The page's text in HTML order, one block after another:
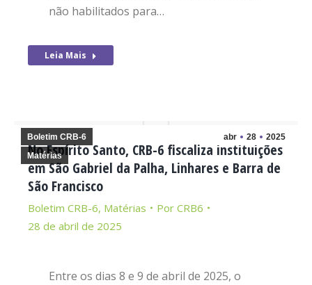
não habilitados para…
Leia Mais
abr 28 2025
Boletim CRB-6
Matérias
No Espírito Santo, CRB-6 fiscaliza instituições
em São Gabriel da Palha, Linhares e Barra de
São Francisco
Boletim CRB-6, Matérias Por CRB6
28 de abril de 2025
Entre os dias 8 e 9 de abril de 2025, o